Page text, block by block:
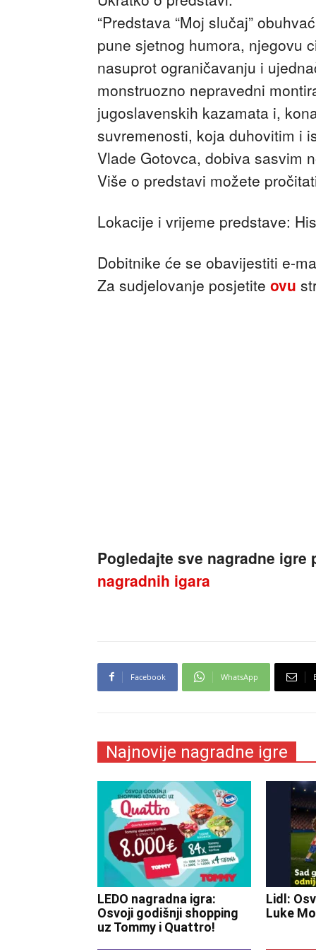
“Predstava “Moj slučaj”
pune sjetnog humora, njegovu
nasuprot ograničavanju i
monstruozno nepravedni
jugoslavenskih kazamata i,
suvremenosti, koja duhovitim i
Vlade Gotovca, dobiva sasvim
Više o predstavi možete
Lokacije i vrijeme predstave:
Dobitnike će se obavijestiti e-
Za sudjelovanje posjetite ovu
Pogledajte sve nagradne igre
nagradnih igara
Facebook WhatsApp
Najnovije nagradne igre
LEDO nagradna igra:
Osvoji godišnji shopping
uz Tommy i Quattro!
Lidl:
Luke